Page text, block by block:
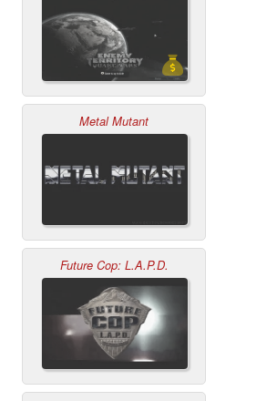
Metal Mutant
Future Cop: L.A.P.D.